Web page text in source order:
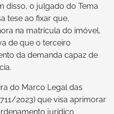
disso, o julgado do Tema
tese ao fixar que,
na matrícula do imóvel,
de que o terceiro
da demanda capaz de
do Marco Legal das
2023) que visa aprimorar
jurídico